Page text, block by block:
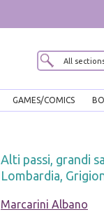
GAMES/COMICS
Alti passi, grandi
Lombardia,
Marcarini Albano